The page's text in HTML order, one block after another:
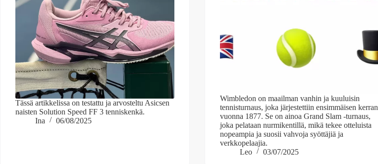
Tässä artikkelissa on testattu ja arvosteltu Asicsen
naisten Solution Speed FF 3 tenniskenkä.
Ina
06/08/2025
Wimbledon on maailman vanhin ja kuuluisin
tennisturnaus, joka järjestettiin ensimmäisen kerran
vuonna 1877. Se on ainoa Grand Slam -turnaus,
joka pelataan nurmikentillä, mikä tekee otteluista
nopeampia ja suosii vahvoja syöttäjiä ja
verkkopelaajia.
Leo
03/07/2025